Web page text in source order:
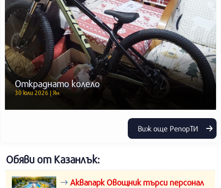
Откраднато колело
30 юли 2026 | Ян
Виж още РепорТИ
Обяви от Казанлък:
Аквапарк Овощник търси персонал